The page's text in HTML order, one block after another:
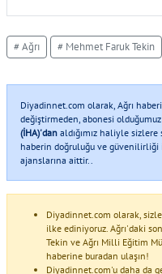
# Ağrı # Mehmet Faruk Tekin
Diyadinnet.com olarak, Ağrı
değiştirmeden, abonesi olduğumuz
(İHA)'dan aldığımız haliyle
haberin doğruluğu ve
ajanslarına aittir..
Diyadinnet.com olarak,
ilke ediniyoruz. Ağrı'daki
Tekin ve Ağrı Milli Eğitim
haberine buradan ulaşın!
Diyadinnet.com'u daha da